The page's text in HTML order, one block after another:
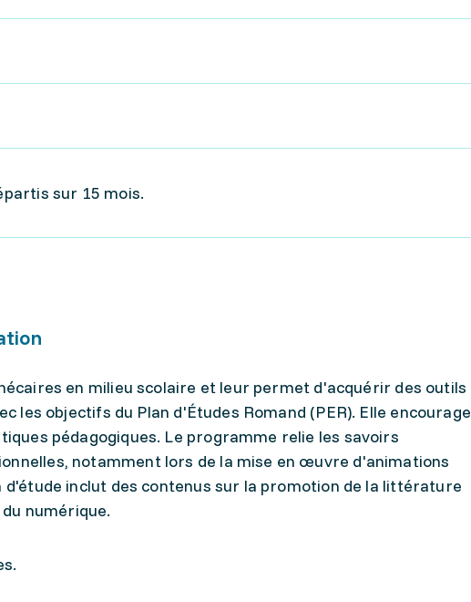
sur 15 mois.
en milieu scolaire et leur permet d'acquérir des outils
les objectifs du Plan d'Études Romand (PER). Elle encourage
pédagogiques. Le programme relie les savoirs
notamment lors de la mise en œuvre d'animations
d'étude inclut des contenus sur la promotion de la littérature
numérique.